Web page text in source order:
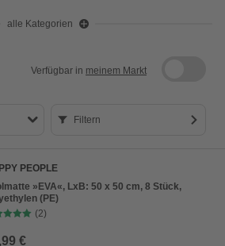
alle Kategorien
Verfügbar in meinem Markt
Filtern
PEOPLE
»EVA«, LxB: 50 x 50 cm, 8 Stück,
(PE)
(2)
€